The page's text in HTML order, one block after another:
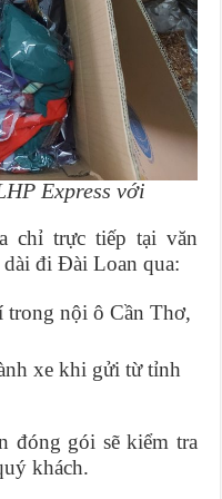
Express với
chỉ trực tiếp tại văn
đi Đài Loan qua:
trong nội ô Cần Thơ,
xe khi gửi từ tỉnh
đóng gói sẽ kiểm tra
khách.